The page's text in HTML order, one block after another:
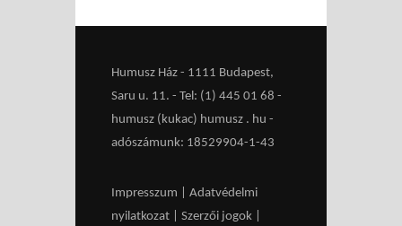
Humusz Ház - 1111 Budapest,
Saru u. 11. - Tel: (1) 445 01 68 -
humusz (kukac) humusz . hu -
adószámunk: 18529904-1-43
Impresszum
Adatvédelmi
nyilatkozat
Szerzői jogok